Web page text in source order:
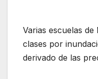
Varias escuelas
clases por
derivado de las